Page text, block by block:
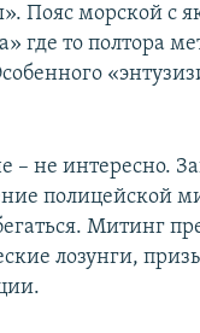
Пояс морской с
где то полтора
– не интересно.
полицейской
Митинг
лозунги,